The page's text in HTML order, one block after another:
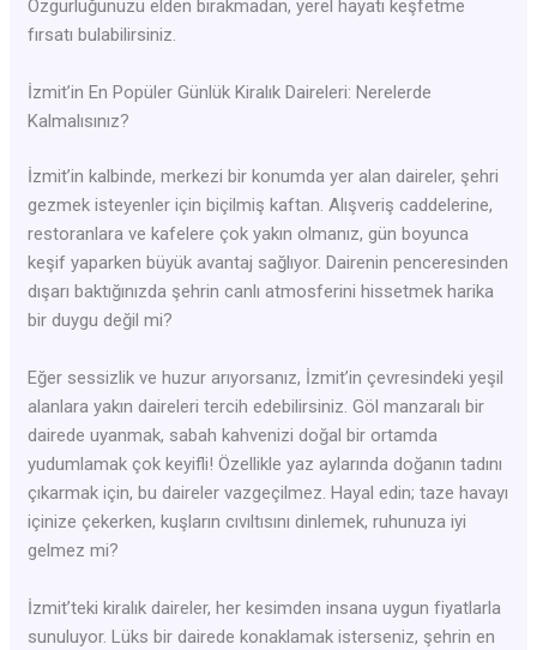
Özgürlüğünüzü elden bırakmadan, yerel hayatı keşfetme
fırsatı bulabilirsiniz.
İzmit’in En Popüler Günlük Kiralık Daireleri: Nerelerde
Kalmalısınız?
İzmit’in kalbinde, merkezi bir konumda yer alan daireler, şehri
gezmek isteyenler için biçilmiş kaftan. Alışveriş caddelerine,
restoranlara ve kafelere çok yakın olmanız, gün boyunca
keşif yaparken büyük avantaj sağlıyor. Dairenin penceresinden
dışarı baktığınızda şehrin canlı atmosferini hissetmek harika
bir duygu değil mi?
Eğer sessizlik ve huzur arıyorsanız, İzmit’in çevresindeki yeşil
alanlara yakın daireleri tercih edebilirsiniz. Göl manzaralı bir
dairede uyanmak, sabah kahvenizi doğal bir ortamda
yudumlamak çok keyifli! Özellikle yaz aylarında doğanın tadını
çıkarmak için, bu daireler vazgeçilmez. Hayal edin; taze havayı
içinize çekerken, kuşların cıvıltısını dinlemek, ruhunuza iyi
gelmez mi?
İzmit’teki kiralık daireler, her kesimden insana uygun fiyatlarla
sunuluyor. Lüks bir dairede konaklamak isterseniz, şehrin en